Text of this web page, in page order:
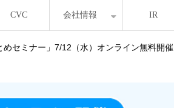
CVC 会社情報 IR
セミナー」7/12（水）オンライン無料開催